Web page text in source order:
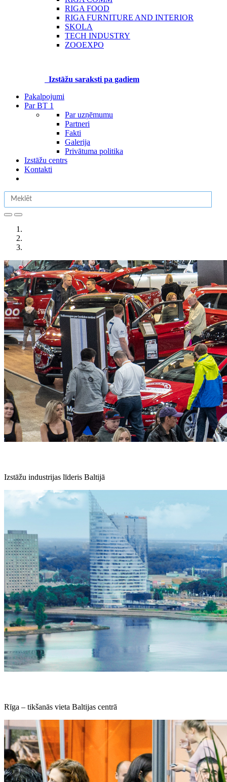
RIGA FOOD
RIGA FURNITURE AND INTERIOR
SKOLA
TECH INDUSTRY
ZOOEXPO
Izstāžu saraksti pa gadiem
Pakalpojumi
Par BT 1
Par uzņēmumu
Partneri
Fakti
Galerija
Privātuma politika
Izstāžu centrs
Kontakti
Izstāžu industrijas līderis Baltijā
Rīga – tikšanās vieta Baltijas centrā